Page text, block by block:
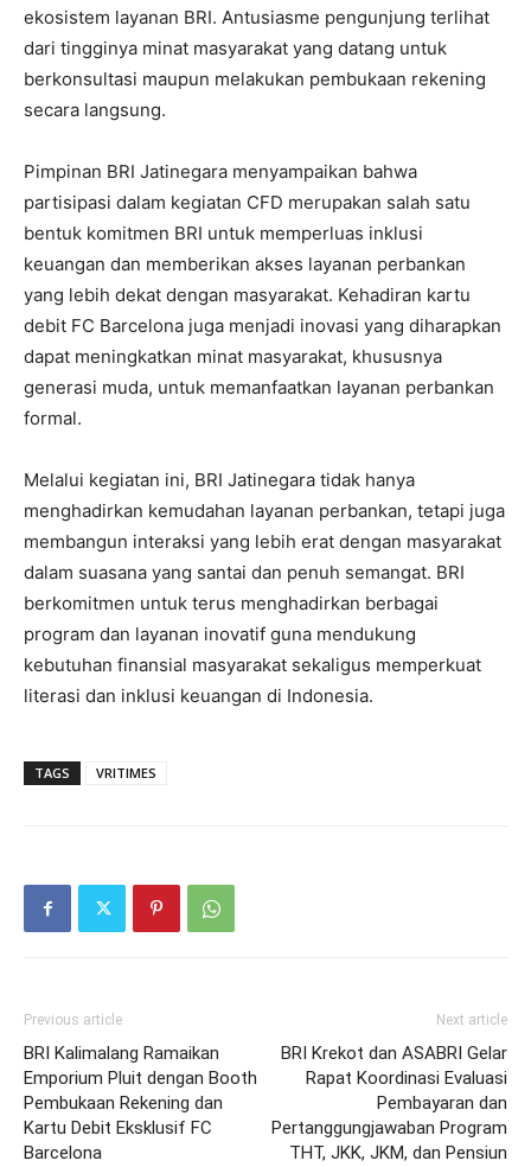
ekosistem layanan BRI. Antusiasme pengunjung terlihat
dari tingginya minat masyarakat yang datang untuk
berkonsultasi maupun melakukan pembukaan rekening
secara langsung.
Pimpinan BRI Jatinegara menyampaikan bahwa
partisipasi dalam kegiatan CFD merupakan salah satu
bentuk komitmen BRI untuk memperluas inklusi
keuangan dan memberikan akses layanan perbankan
yang lebih dekat dengan masyarakat. Kehadiran kartu
debit FC Barcelona juga menjadi inovasi yang diharapkan
dapat meningkatkan minat masyarakat, khususnya
generasi muda, untuk memanfaatkan layanan perbankan
formal.
Melalui kegiatan ini, BRI Jatinegara tidak hanya
menghadirkan kemudahan layanan perbankan, tetapi juga
membangun interaksi yang lebih erat dengan masyarakat
dalam suasana yang santai dan penuh semangat. BRI
berkomitmen untuk terus menghadirkan berbagai
program dan layanan inovatif guna mendukung
kebutuhan finansial masyarakat sekaligus memperkuat
literasi dan inklusi keuangan di Indonesia.
TAGS VRITIMES
Previous article
BRI Kalimalang Ramaikan
Emporium Pluit dengan Booth
Pembukaan Rekening dan
Kartu Debit Eksklusif FC
Barcelona
Next article
BRI Krekot dan ASABRI Gelar
Rapat Koordinasi Evaluasi
Pembayaran dan
Pertanggungjawaban Program
THT, JKK, JKM, dan Pensiun